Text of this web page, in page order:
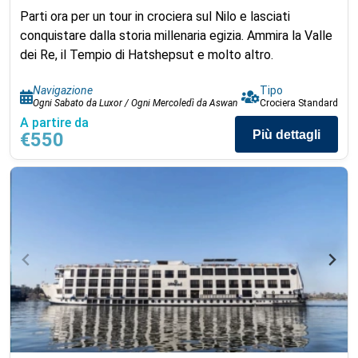
Parti ora per un tour in crociera sul Nilo e lasciati
conquistare dalla storia millenaria egizia. Ammira la Valle
dei Re, il Tempio di Hatshepsut e molto altro.
Navigazione
Ogni Sabato da Luxor / Ogni Mercoledì da Aswan
Tipo
Crociera Standard
A partire da
€550 Più dettagli